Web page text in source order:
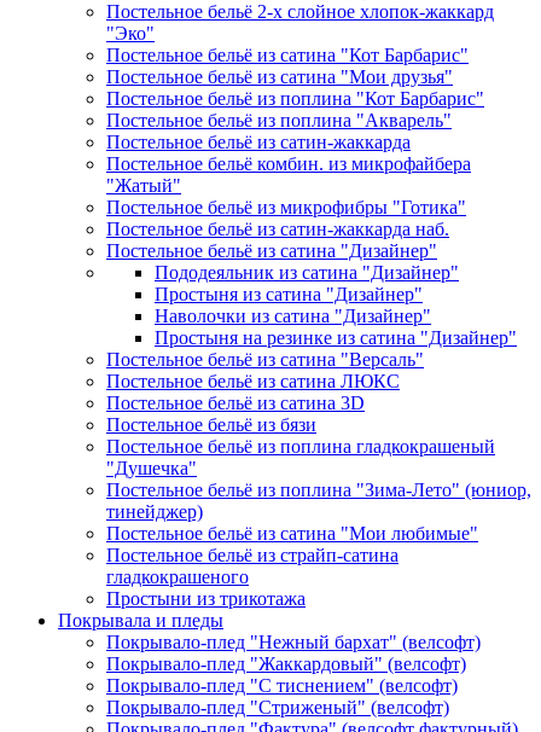
Постельное бельё 2-х слойное хлопок-жаккард
"Эко"
Постельное бельё из сатина "Кот Барбарис"
Постельное бельё из сатина "Мои друзья"
Постельное бельё из поплина "Кот Барбарис"
Постельное бельё из поплина "Акварель"
Постельное бельё из сатин-жаккарда
Постельное бельё комбин. из микрофайбера
"Жатый"
Постельное бельё из микрофибры "Готика"
Постельное бельё из сатин-жаккарда наб.
Постельное бельё из сатина "Дизайнер"
Пододеяльник из сатина "Дизайнер"
Простыня из сатина "Дизайнер"
Наволочки из сатина "Дизайнер"
Простыня на резинке из сатина "Дизайнер"
Постельное бельё из сатина "Версаль"
Постельное бельё из сатина ЛЮКС
Постельное бельё из сатина 3D
Постельное бельё из бязи
Постельное бельё из поплина гладкокрашеный
"Душечка"
Постельное бельё из поплина "Зима-Лето" (юниор,
тинейджер)
Постельное бельё из сатина "Мои любимые"
Постельное бельё из страйп-сатина
гладкокрашеного
Простыни из трикотажа
Покрывала и пледы
Покрывало-плед "Нежный бархат" (велсофт)
Покрывало-плед "Жаккардовый" (велсофт)
Покрывало-плед "С тиснением" (велсофт)
Покрывало-плед "Стриженый" (велсофт)